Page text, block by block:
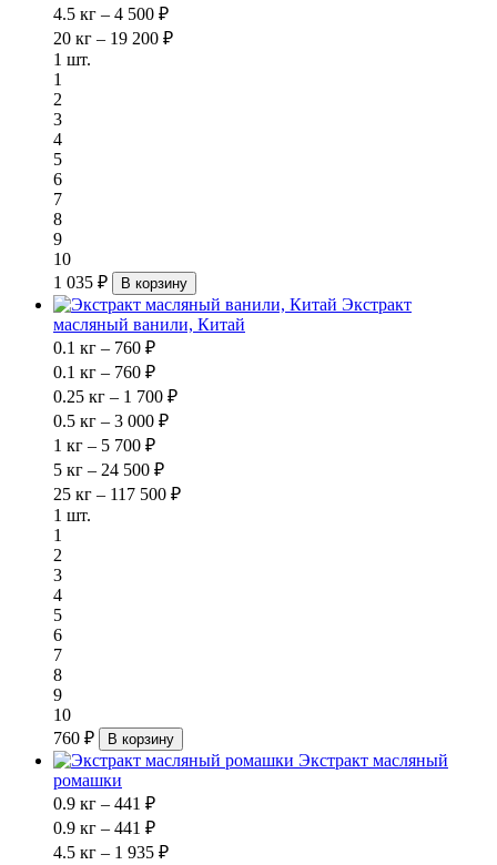
4.5 кг – 4 500 ₽
20 кг – 19 200 ₽
1 шт.
1
2
3
4
5
6
7
8
9
10
1 035 ₽
В корзину
Экстракт
масляный ванили, Китай
0.1 кг – 760 ₽
0.1 кг – 760 ₽
0.25 кг – 1 700 ₽
0.5 кг – 3 000 ₽
1 кг – 5 700 ₽
5 кг – 24 500 ₽
25 кг – 117 500 ₽
1 шт.
1
2
3
4
5
6
7
8
9
10
760 ₽
В корзину
Экстракт масляный
ромашки
0.9 кг – 441 ₽
0.9 кг – 441 ₽
4.5 кг – 1 935 ₽